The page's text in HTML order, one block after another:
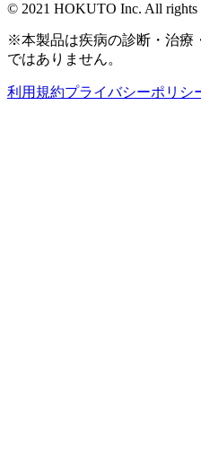
© 2021 HOKUTO Inc. All rights
※本製品は疾病の診断・治療
ではありません。
利用規約プライバシーポリシ